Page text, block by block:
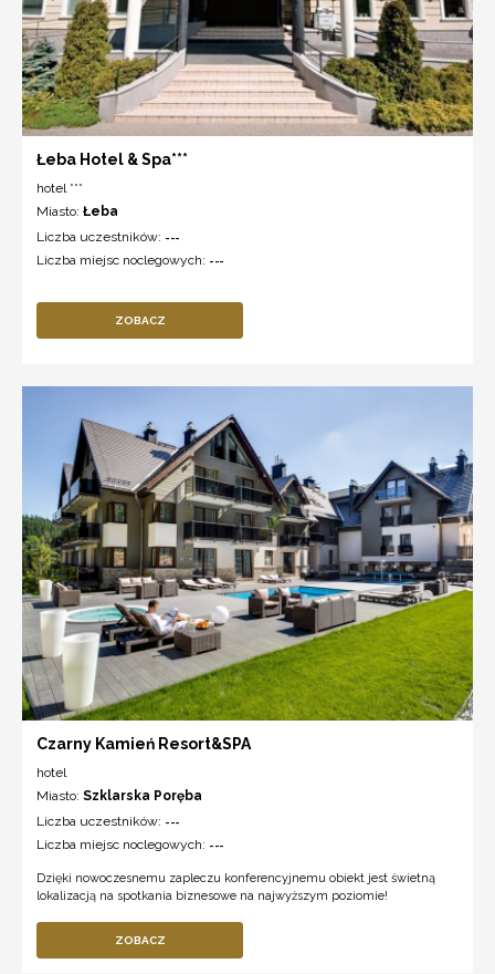
Łeba Hotel & Spa***
hotel ***
Miasto: Łeba
Liczba uczestników: ---
Liczba miejsc noclegowych: ---
ZOBACZ
Czarny Kamień Resort&SPA
hotel
Miasto: Szklarska Poręba
Liczba uczestników: ---
Liczba miejsc noclegowych: ---
Dzięki nowoczesnemu zapleczu konferencyjnemu obiekt jest świetną
lokalizacją na spotkania biznesowe na najwyższym poziomie!
ZOBACZ